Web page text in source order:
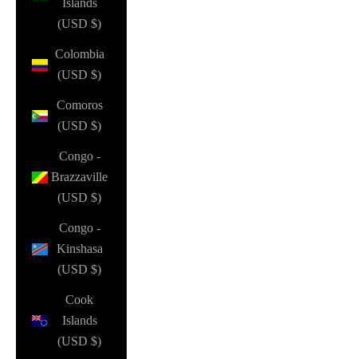
Islands
(USD $)
Colombia
(USD $)
Comoros
(USD $)
Congo -
Brazzaville
(USD $)
Congo -
Kinshasa
(USD $)
Cook
Islands
(USD $)